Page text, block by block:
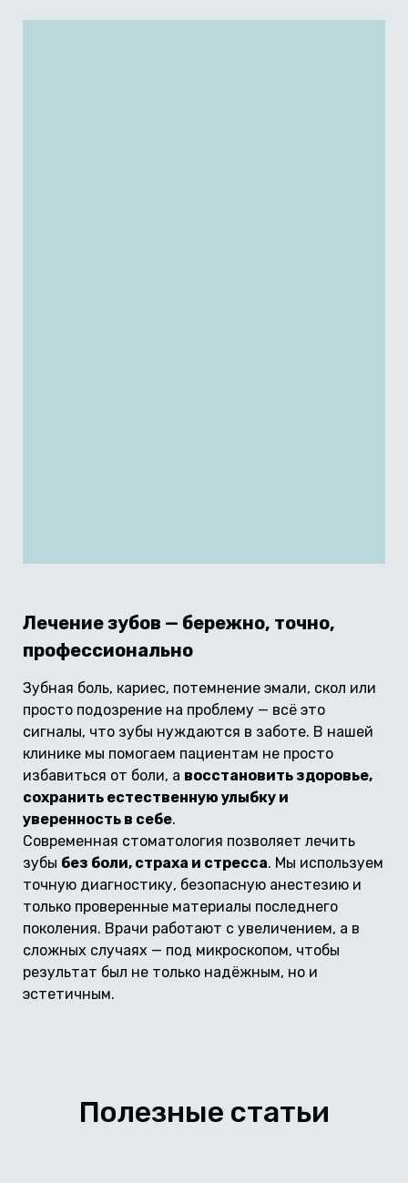
Лечение зубов — бережно, точно,
профессионально
Зубная боль, кариес, потемнение эмали, скол или
просто подозрение на проблему — всё это
сигналы, что зубы нуждаются в заботе. В нашей
клинике мы помогаем пациентам не просто
избавиться от боли, а восстановить здоровье,
сохранить естественную улыбку и
уверенность в себе.
Современная стоматология позволяет лечить
зубы без боли, страха и стресса. Мы используем
точную диагностику, безопасную анестезию и
только проверенные материалы последнего
поколения. Врачи работают с увеличением, а в
сложных случаях — под микроскопом, чтобы
результат был не только надёжным, но и
эстетичным.
Полезные статьи